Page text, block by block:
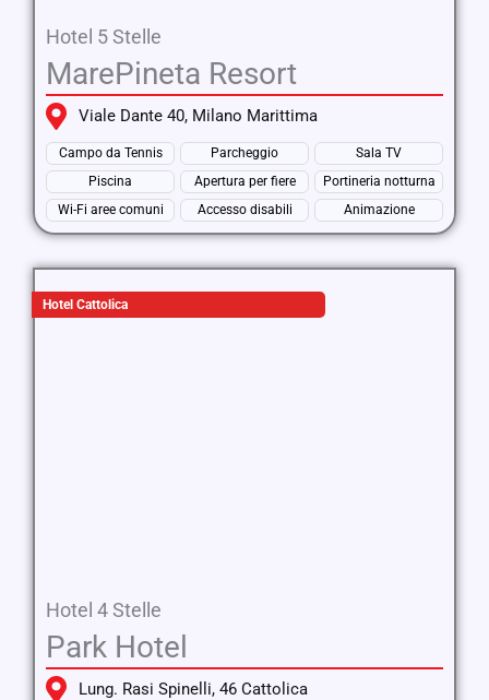
Hotel 5 Stelle
MarePineta Resort
Viale Dante 40, Milano Marittima
Campo da Tennis Parcheggio
Sala TV
Piscina
Apertura per fiere
Portineria notturna
Wi-Fi aree comuni
Accesso disabili Animazione
Hotel Cattolica
Hotel 4 Stelle
Park Hotel
Lung. Rasi Spinelli, 46 Cattolica